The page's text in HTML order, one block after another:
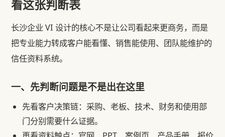
看这张判断表
长沙企业 VI 设计的核心不是让公司看起来更商务，而是
把专业能力转成客户能看懂、销售能使用、团队能维护的
信任资料系统。
一、先判断问题是不是出在这里
先看客户决策链：采购、老板、技术、财务和使用部
门分别需要什么证据。